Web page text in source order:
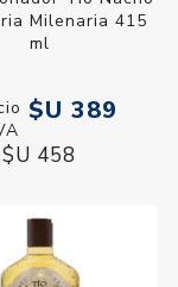
Milenaria 415
ml
$U 389
$U 458